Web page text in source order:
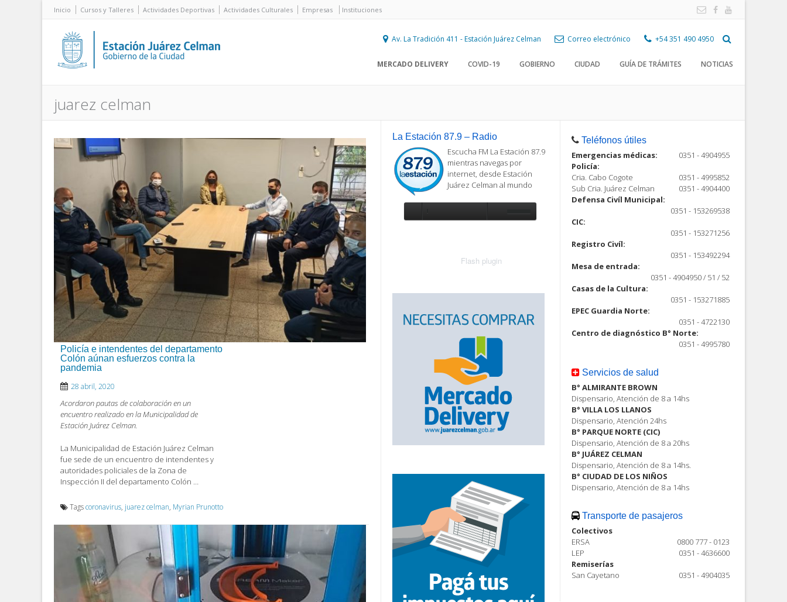
Inicio Cursos y Talleres Actividades Deportivas Actividades Culturales Empresas Instituciones
Av. La Tradición 411 - Estación Juárez Celman Correo electrónico +54 351 490 4950
MERCADO DELIVERY COVID-19 GOBIERNO CIUDAD GUÍA DE TRÁMITES NOTICIAS
juarez celman
Policía e intendentes del departamento
Colón aúnan esfuerzos contra la
pandemia
28 abril, 2020
Acordaron pautas de colaboración en un
encuentro realizado en la Municipalidad de
Estación Juárez Celman.
La Municipalidad de Estación Juárez Celman
fue sede de un encuentro de intendentes y
autoridades policiales de la Zona de
Inspección II del departamento Colón …
Tagscoronavirus, juarez celman, Myrian Prunotto
La Estación 87.9 – Radio
Escucha FM La Estación 87.9
mientras navegas por
internet, desde Estación
Juárez Celman al mundo
Flash plugin
Teléfonos útiles
Emergencias médicas:
0351 - 4904955
Policía:
Cria. Cabo Cogote
0351 - 4995852
Sub Cria. Juárez Celman
0351 - 4904400
Defensa Civíl Municipal:
0351 - 153269538
CIC:
0351 - 153271256
Registro Civíl:
0351 - 153492294
Mesa de entrada:
0351 - 4904950 / 51 / 52
Casas de la Cultura:
0351 - 153271885
EPEC Guardia Norte:
0351 - 4722130
Centro de diagnóstico B° Norte:
0351 - 4995780
Servicios de salud
B° ALMIRANTE BROWN
Dispensario, Atención de 8 a 14hs
B° VILLA LOS LLANOS
Dispensario, Atención 24hs
B° PARQUE NORTE (CIC)
Dispensario, Atención de 8 a 20hs
B° JUÁREZ CELMAN
Dispensario, Atención de 8 a 14hs.
B° CIUDAD DE LOS NIÑOS
Dispensario, Atención de 8 a 14hs
Transporte de pasajeros
Colectivos
ERSA
0800 777 - 0123
LEP
0351 - 4636600
Remiserías
San Cayetano
0351 - 4904035